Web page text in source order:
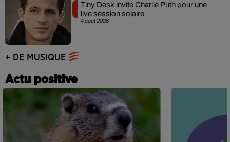
4 août 2026
Tiny Desk invite Charlie Puth pour une
live session solaire
+ DE MUSIQUE
Actu positive